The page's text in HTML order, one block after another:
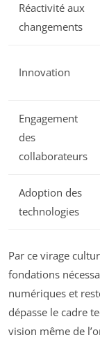
Réactivité aux
changements
Innovation
Engagement
des
collaborateurs
Adoption des
technologies
Par ce virage
fondations
numériques et
dépasse le cadre
vision même de